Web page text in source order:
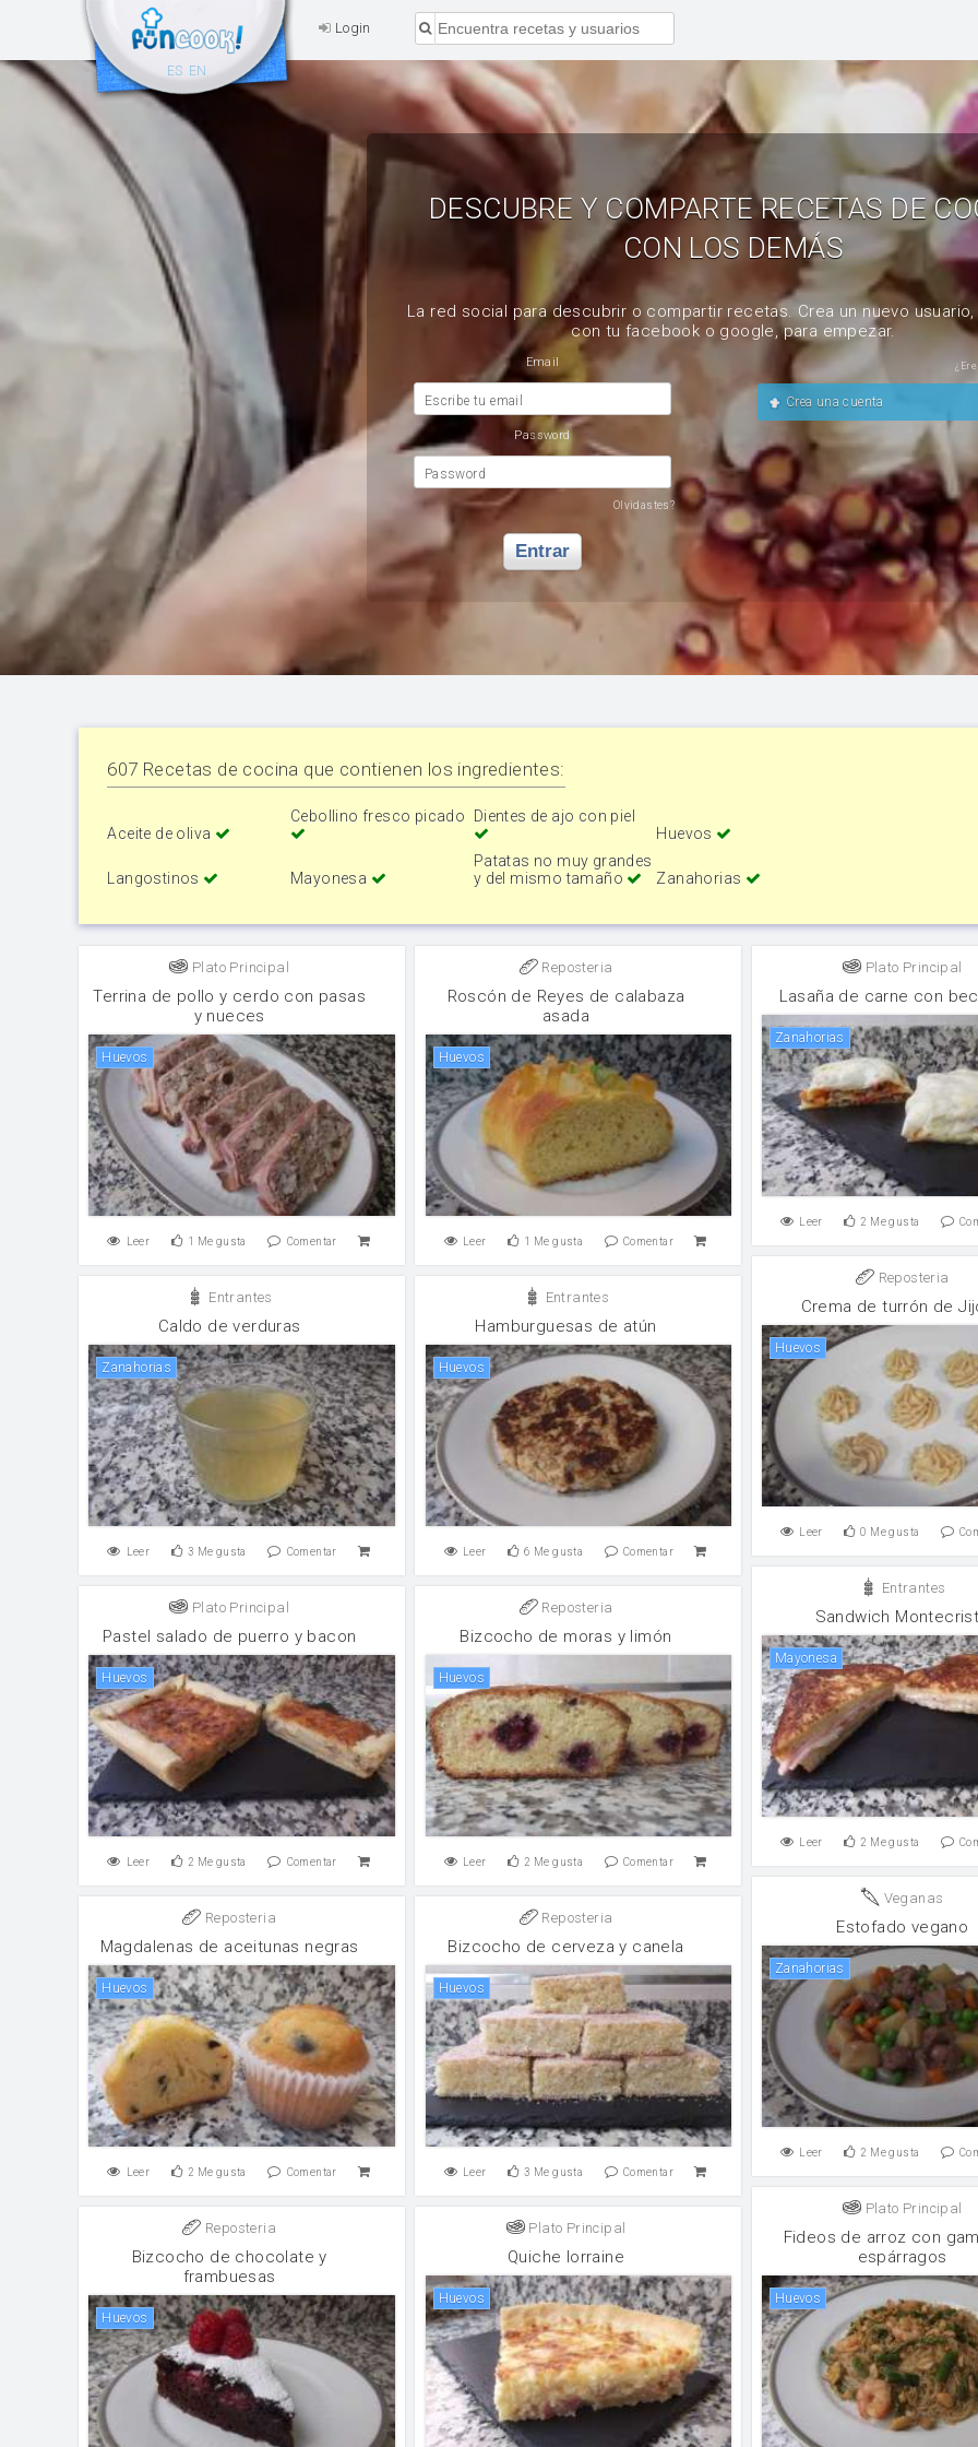
Login
ES EN
DESCUBRE Y COMPARTE RECETAS DE
CON LOS DEMÁS
La red social para descubrir o compartir recetas. Crea un nuevo
con tu facebook o google, para empezar.
Email
Escribe tu email
Password
Password
Olvidastes?
Entrar
Crea una cuenta
607 Recetas de cocina que contienen los ingredientes:
Aceite de oliva
Cebollino fresco picado
Dientes de ajo con piel
Huevos
Langostinos Mayonesa
Patatas no muy grandes
y del mismo tamaño
Zanahorias
Plato Principal
Terrina de pollo y cerdo con pasas
y nueces
huevos
Leer 1 Me gusta Comentar
Reposteria
Roscón de Reyes de calabaza
asada
huevos
Leer 1 Me gusta Comentar
Plato Principal
Lasaña de carne con
zanahorias
Leer 2 Me gusta
Reposteria
Crema de turrón de
huevos
Leer 0 Me gusta
Entrantes
Caldo de verduras
zanahorias
Leer 3 Me gusta Comentar
Entrantes
Hamburguesas de atún
huevos
Leer 6 Me gusta Comentar
Entrantes
Sandwich
mayonesa
Leer 2 Me gusta
Plato Principal
Pastel salado de puerro y bacon
huevos
Leer 2 Me gusta Comentar
Reposteria
Bizcocho de moras y limón
huevos
Leer 2 Me gusta Comentar
Veganas
Estofado vegano
zanahorias
Leer 2 Me gusta
Reposteria
Magdalenas de aceitunas negras
huevos
Leer 2 Me gusta Comentar
Reposteria
Bizcocho de cerveza y canela
huevos
Leer 3 Me gusta Comentar
Plato Principal
Fideos de arroz con
espárragos
huevos
Reposteria
Bizcocho de chocolate y
frambuesas
huevos
Plato Principal
Quiche lorraine
huevos